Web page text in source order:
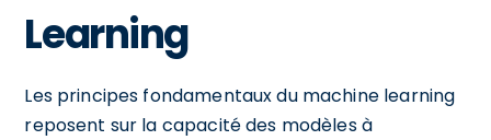
Learning
Les principes fondamentaux du machine learning
reposent sur la capacité des modèles à